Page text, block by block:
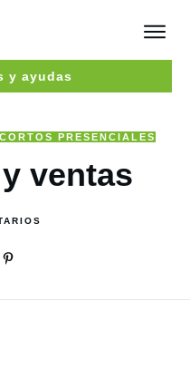
y ayudas
PRESENCIALES
ventas